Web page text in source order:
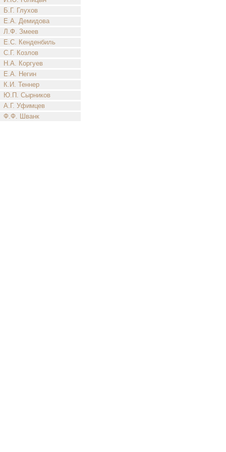
Б.Г. Глухов
Е.А. Демидова
Л.Ф. Змеев
Е.С. Кенденбиль
С.Г. Козлов
Н.А. Коргуев
Е.А. Негин
К.И. Теннер
Ю.П. Сырников
А.Г. Уфимцев
Ф.Ф. Шванк